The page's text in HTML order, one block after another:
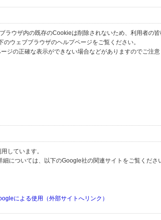
ラウザ内の既存のCookieは削除されないため、利用者の
ウェブブラウザのヘルプページをご覧ください。
ジの正確な表示ができない場合などがありますのでご注意
しています。
については、以下のGoogle社の関連サイトをご覧くださ
による使用（外部サイトへリンク）